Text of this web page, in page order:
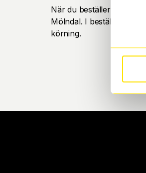
När du beställer dina
Mölndal. I beställningen
körning.